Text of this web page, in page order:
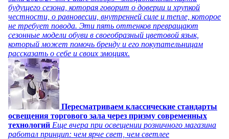
будущего сезона, которая говорит о доверии и хрупкой
честности, о равновесии, внутренней силе и тепле, которое
не требует повода. Эти пять оттенков превращают
сезонные модели обуви в своеобразный цветовой язык,
который может помочь бренду и его покупательницам
рассказать о себе и своих эмоциях.
Пересматриваем классические стандарты
освещения торгового зала через призму современных
технологий Еще вчера при освещении розничного магазина
работал принцип: чем ярче свет, чем светлее